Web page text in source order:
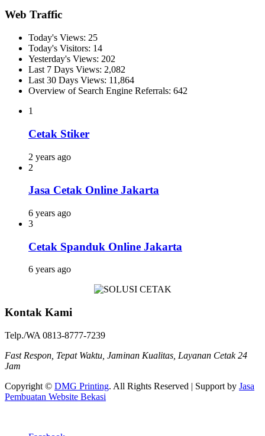
Web Traffic
Today's Views: 25
Today's Visitors: 14
Yesterday's Views: 202
Last 7 Days Views: 2,082
Last 30 Days Views: 11,864
Overview of Search Engine Referrals: 642
1
Cetak Stiker
2 years ago
2
Jasa Cetak Online Jakarta
6 years ago
3
Cetak Spanduk Online Jakarta
6 years ago
Kontak Kami
Telp./WA 0813-8777-7239
Fast Respon, Tepat Waktu, Jaminan Kualitas, Layanan Cetak 24
Jam
Copyright © DMG Printing. All Rights Reserved | Support by Jasa
Pembuatan Website Bekasi